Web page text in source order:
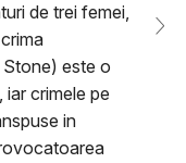
de trei femei,
este o
crimele pe
in